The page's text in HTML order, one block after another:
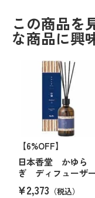
この商品を
な商品に興
【6%OFF】
日本香堂 かゆら
ぎ ディフューザ
¥2,373 （税込）